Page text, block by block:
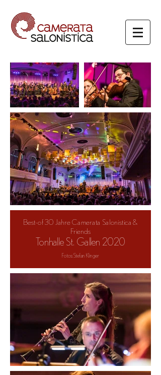
Best-of 30 Jahre Camerata Salonistica &
Friends
Tonhalle St. Gallen 2020
Fotos: Stefan Klinger